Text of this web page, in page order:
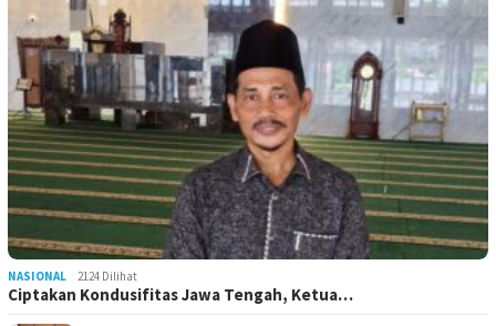
NASIONAL 2124 Dilihat
Ciptakan Kondusifitas Jawa Tengah, Ketua…